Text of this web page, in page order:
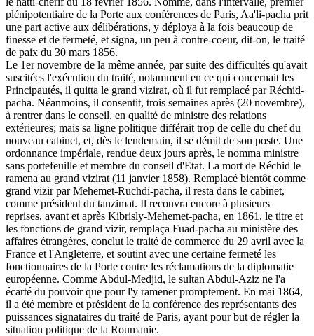
plénipotentiaire de la Porte aux conférences de Paris, Aa'li-pacha prit
une part active aux délibérations, y déploya à la fois beaucoup de
finesse et de fermeté, et signa, un peu à contre-coeur, dit-on, le traité
de paix du 30 mars 1856.
Le 1er novembre de la même année, par suite des difficultés qu'avait
suscitées l'exécution du traité, notamment en ce qui concernait les
Principautés, il quitta le grand vizirat, où il fut remplacé par Réchid-
pacha. Néanmoins, il consentit, trois semaines après (20 novembre),
à rentrer dans le conseil, en qualité de ministre des relations
extérieures; mais sa ligne politique différait trop de celle du chef du
nouveau cabinet, et, dès le lendemain, il se démit de son poste. Une
ordonnance impériale, rendue deux jours après, le nomma ministre
sans portefeuille et membre du conseil d'Etat. La mort de Réchid le
ramena au grand vizirat (11 janvier 1858). Remplacé bientôt comme
grand vizir par Mehemet-Ruchdi-pacha, il resta dans le cabinet,
comme président du tanzimat. Il recouvra encore à plusieurs
reprises, avant et après Kibrisly-Mehemet-pacha, en 1861, le titre et
les fonctions de grand vizir, remplaça Fuad-pacha au ministère des
affaires étrangères, conclut le traité de commerce du 29 avril avec la
France et l'Angleterre, et soutint avec une certaine fermeté les
fonctionnaires de la Porte contre les réclamations de la diplomatie
européenne. Comme Abdul-Medjid, le sultan Abdul-Aziz ne l'a
écarté du pouvoir que pour l'y ramener promptement. En mai 1864,
il a été membre et président de la conférence des représentants des
puissances signataires du traité de Paris, ayant pour but de régler la
situation politique de la Roumanie.